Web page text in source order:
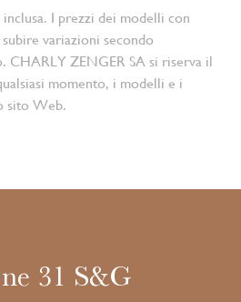
I prezzi dei modelli con
variazioni secondo
CHARLY ZENGER SA si riserva il
momento, i modelli e i
sito Web.
31 S&G